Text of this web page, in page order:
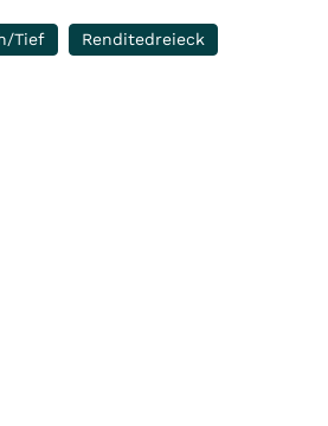
Tief
Renditedreieck